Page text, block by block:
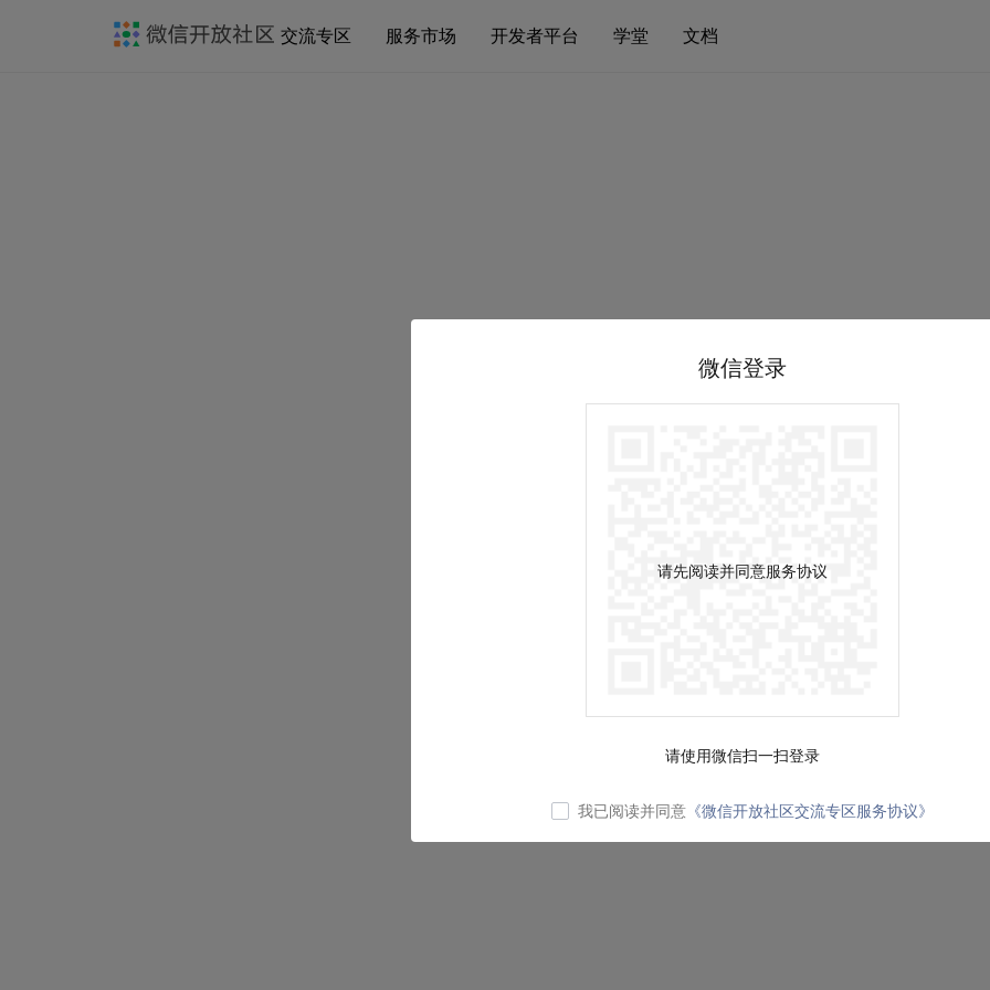
交流专区 服务市场 开发者平台 学堂 文档
微信登录
请先阅读并同意服务协议
请使用微信扫一扫登录
我已阅读并同意 《微信开放社区交流专区服务协议》